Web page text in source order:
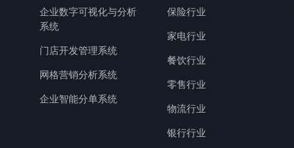
企业数字可视化与分析
系统
门店开发管理系统
网格营销分析系统
企业智能分单系统
保险行业
家电行业
餐饮行业
零售行业
物流行业
银行行业